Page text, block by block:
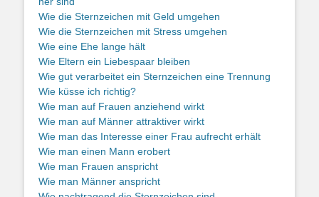
Wie die Sternzeichen mit Geld umgehen
Wie die Sternzeichen mit Stress umgehen
Wie eine Ehe lange hält
Wie Eltern ein Liebespaar bleiben
Wie gut verarbeitet ein Sternzeichen eine Trennung
Wie küsse ich richtig?
Wie man auf Frauen anziehend wirkt
Wie man auf Männer attraktiver wirkt
Wie man das Interesse einer Frau aufrecht erhält
Wie man einen Mann erobert
Wie man Frauen anspricht
Wie man Männer anspricht